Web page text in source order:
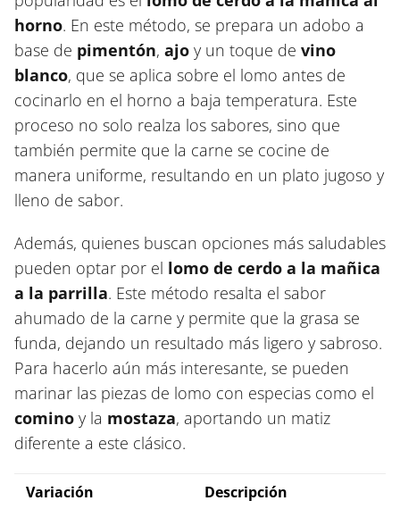
horno. En este método, se prepara un adobo a
base de pimentón, ajo y un toque de vino
blanco, que se aplica sobre el lomo antes de
cocinarlo en el horno a baja temperatura. Este
proceso no solo realza los sabores, sino que
también permite que la carne se cocine de
manera uniforme, resultando en un plato jugoso y
lleno de sabor.
Además, quienes buscan opciones más saludables
pueden optar por el lomo de cerdo a la mañica
a la parrilla. Este método resalta el sabor
ahumado de la carne y permite que la grasa se
funda, dejando un resultado más ligero y sabroso.
Para hacerlo aún más interesante, se pueden
marinar las piezas de lomo con especias como el
comino y la mostaza, aportando un matiz
diferente a este clásico.
Variación
Descripción